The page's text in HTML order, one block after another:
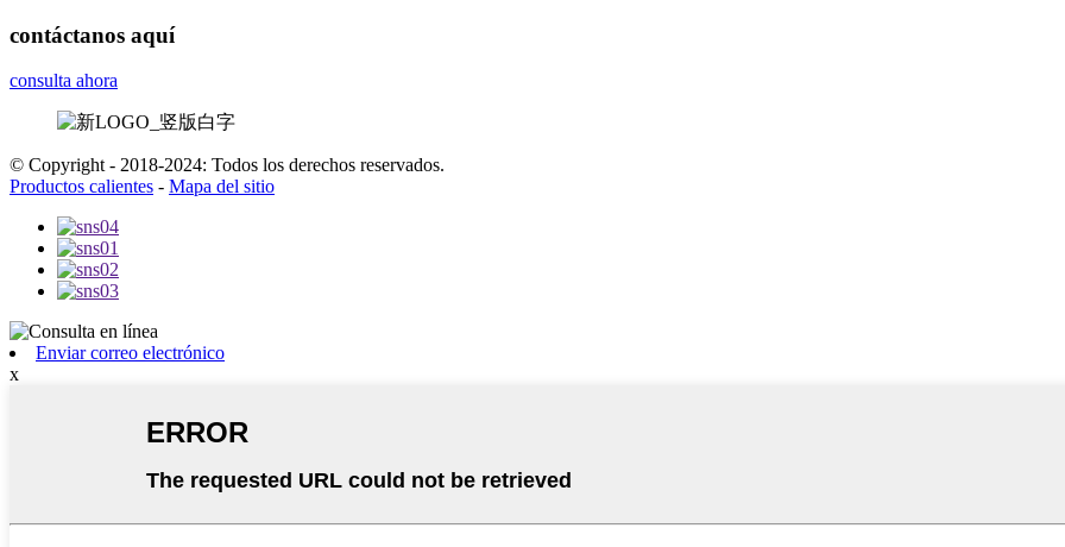
contáctanos aquí
consulta ahora
© Copyright - 2018-2024: Todos los derechos reservados.
Productos calientes - Mapa del sitio
Enviar correo electrónico
x